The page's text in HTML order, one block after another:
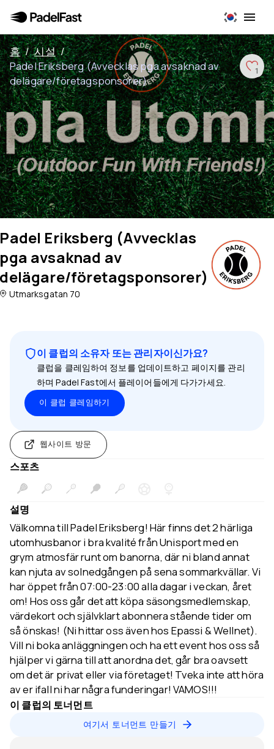
홈 / 시설 /
Padel Eriksberg (Avvecklas pga avsaknad av
delägare/företagsponsorer)
1
Padel Eriksberg (Avvecklas
pga avsaknad av
delägare/företagsponsorer)
Utmarksgatan 70
이 클럽의 소유자 또는 관리자이신가요?
클럽을 클레임하여 정보를 업데이트하고 페이지를 관리
하며 Padel Fast에서 플레이어들에게 다가가세요.
이 클럽 클레임하기
웹사이트 방문
스포츠
설명
Välkomna till Padel Eriksberg! Här finns det 2 härliga
utomhusbanor i bra kvalité från Unisport med en
grym atmosfär runt om banorna, där ni bland annat
kan njuta av solnedgången på sena sommarkvällar. Vi
har öppet från 07:00-23:00 alla dagar i veckan, året
om! Hos oss går det att köpa säsongsmedlemskap,
värdekort och självklart abonnera stående tider om
så önskas! (Ni hittar oss även hos Epassi & Wellnet).
Vill ni boka anläggningen och ha ett event hos oss så
hjälper vi gärna till att anordna det, går bra oavsett
om det är privat eller via företaget! Tveka inte att höra
av er ifall ni har några funderingar! VAMOS!!!
이 클럽의 토너먼트
여기서 토너먼트 만들기